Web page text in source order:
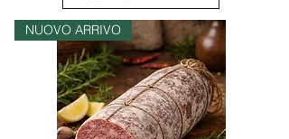
NUOVO ARRIVO